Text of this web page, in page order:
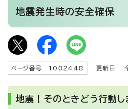
地震発生時の安全確保
ページ番号 1002448 更新日 令
地震！そのときどう行動し